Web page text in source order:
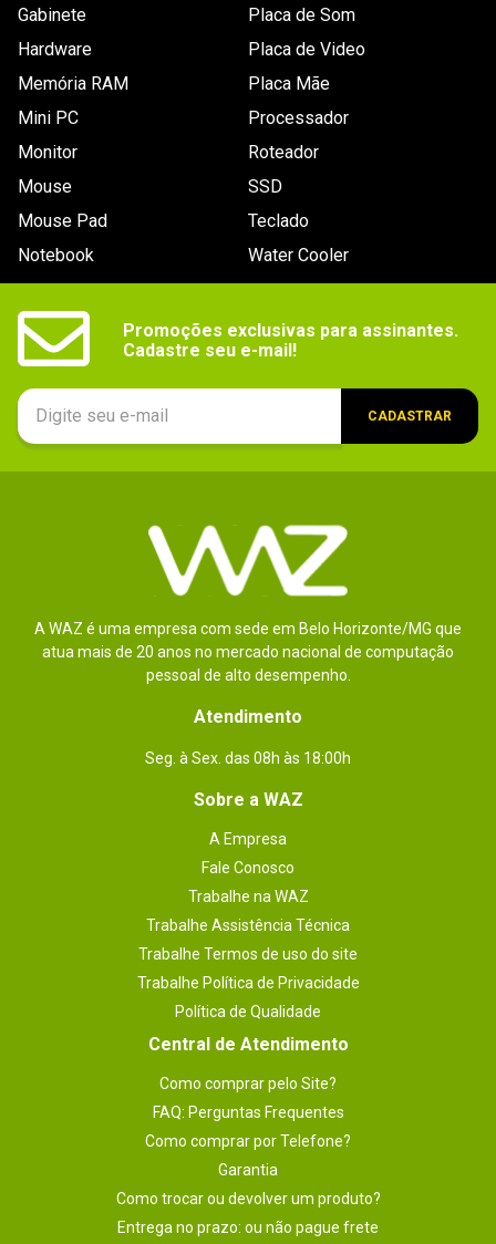
informações
- Dimensões: 18 x 2,6 x 3,2cm.
Gabinete
Hardware
Memória RAM
Mini PC
Monitor
Mouse
Mouse Pad
Notebook
Placa de Som
Placa de Video
Placa Mãe
Processador
Roteador
SSD
Teclado
Water Cooler
Promoções exclusivas para assinantes.
Cadastre seu e-mail!
CADASTRAR
A WAZ é uma empresa com sede em Belo Horizonte/MG que
atua mais de 20 anos no mercado nacional de computação
pessoal de alto desempenho.
Atendimento
Seg. à Sex. das 08h às 18:00h
Sobre a WAZ
A Empresa
Fale Conosco
Trabalhe na WAZ
Trabalhe Assistência Técnica
Trabalhe Termos de uso do site
Trabalhe Política de Privacidade
Política de Qualidade
Central de Atendimento
Como comprar pelo Site?
FAQ: Perguntas Frequentes
Como comprar por Telefone?
Garantia
Como trocar ou devolver um produto?
Entrega no prazo: ou não pague frete